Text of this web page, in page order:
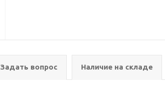
Задать вопрос Наличие на складе